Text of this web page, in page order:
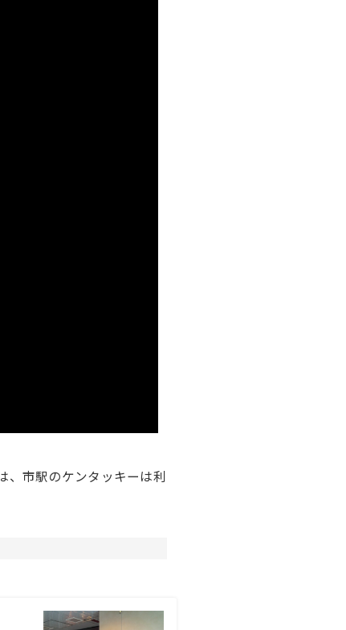
、市駅のケンタッキーは利